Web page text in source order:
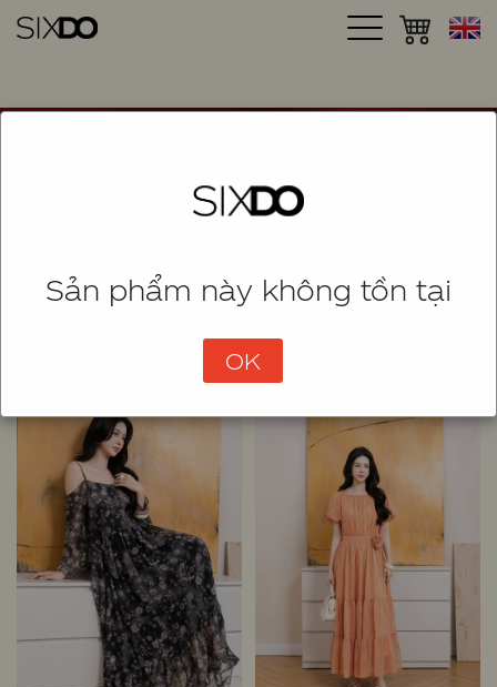
Sản phẩm này không tồn tại
OK